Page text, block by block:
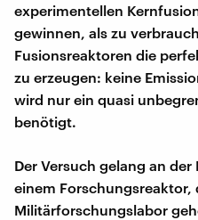
experimentellen
gewinnen, als zu
Fusionsreaktoren die
zu erzeugen: keine
wird nur ein quasi
benötigt.
Der Versuch gelang an
einem Forschungsreaktor,
Militärforschungslabor